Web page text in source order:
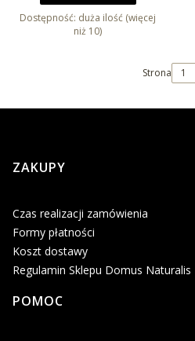
Dostępność: duża ilość (więcej
niż 10)
Strona
Linki w stopce
ZAKUPY
Czas realizacji zamówienia
Formy płatności
Koszt dostawy
Regulamin Sklepu Domus Naturalis
POMOC